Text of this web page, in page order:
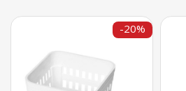
-20%